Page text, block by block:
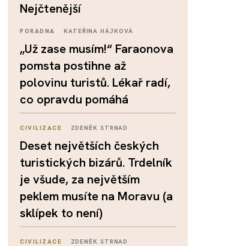
nejčtenější
PORADNA KATEŘINA HÁJKOVÁ
„Už zase musím!“ Faraonova
pomsta postihne až
polovinu turistů. Lékař radí,
co opravdu pomáhá
CIVILIZACE ZDENĚK STRNAD
Deset největších českých
turistických bizárů. Trdelník
je všude, za největším
peklem musíte na Moravu (a
sklípek to není)
CIVILIZACE ZDENĚK STRNAD